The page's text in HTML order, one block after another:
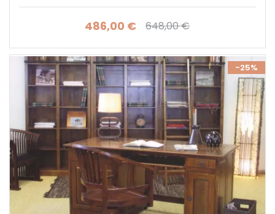
Prix
486,00 € Prix de base
648,00 €
-25%